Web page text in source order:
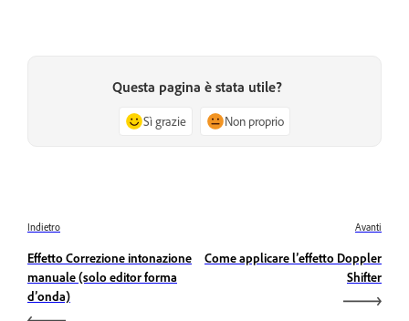
Questa pagina è stata utile?
Sì grazie Non proprio
Indietro
Effetto Correzione intonazione
manuale (solo editor forma
d’onda)
Avanti
Come applicare l’effetto Doppler
Shifter